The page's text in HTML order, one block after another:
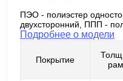
ПЭО - полиэстер
двухсторонний, ППП -
Подробнее о модели
Покрытие